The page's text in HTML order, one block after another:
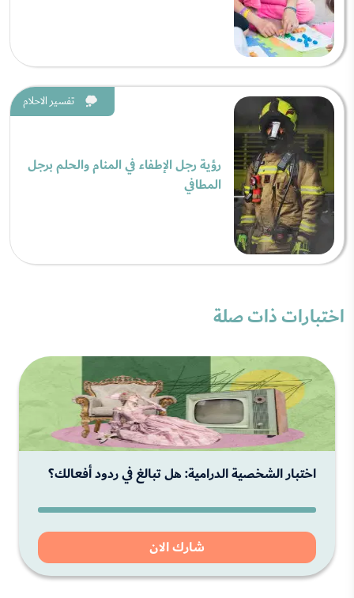
تفسير الاحلام
رؤية رجل الإطفاء في المنام والحلم برجل
المطافي
اختبارات ذات صلة
اختبار الشخصية الدرامية: هل تبالغ في ردود أفعالك؟
شارك الان